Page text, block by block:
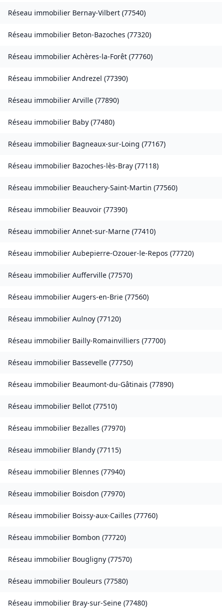
Réseau immobilier Bernay-Vilbert (77540)
Réseau immobilier Beton-Bazoches (77320)
Réseau immobilier Achères-la-Forêt (77760)
Réseau immobilier Andrezel (77390)
Réseau immobilier Arville (77890)
Réseau immobilier Baby (77480)
Réseau immobilier Bagneaux-sur-Loing (77167)
Réseau immobilier Bazoches-lès-Bray (77118)
Réseau immobilier Beauchery-Saint-Martin (77560)
Réseau immobilier Beauvoir (77390)
Réseau immobilier Annet-sur-Marne (77410)
Réseau immobilier Aubepierre-Ozouer-le-Repos (77720)
Réseau immobilier Aufferville (77570)
Réseau immobilier Augers-en-Brie (77560)
Réseau immobilier Aulnoy (77120)
Réseau immobilier Bailly-Romainvilliers (77700)
Réseau immobilier Bassevelle (77750)
Réseau immobilier Beaumont-du-Gâtinais (77890)
Réseau immobilier Bellot (77510)
Réseau immobilier Bezalles (77970)
Réseau immobilier Blandy (77115)
Réseau immobilier Blennes (77940)
Réseau immobilier Boisdon (77970)
Réseau immobilier Boissy-aux-Cailles (77760)
Réseau immobilier Bombon (77720)
Réseau immobilier Bougligny (77570)
Réseau immobilier Bouleurs (77580)
Réseau immobilier Bray-sur-Seine (77480)